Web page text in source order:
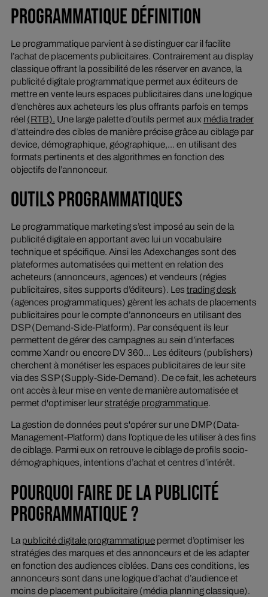
PROGRAMMATIQUE DÉFINITION
Le programmatique parvient à se distinguer car il facilite
l’achat de placements publicitaires. Contrairement au display
classique offrant la possibilité de les réserver en avance, la
publicité digitale programmatique permet aux éditeurs de
mettre en vente leurs espaces publicitaires dans une logique
d’enchères aux acheteurs les plus offrants parfois en temps
réel (RTB). Une large palette d’outils permet aux média trader
d’atteindre des cibles de manière précise grâce au ciblage par
device, démographique, géographique,... en utilisant des
formats pertinents et des algorithmes en fonction des
objectifs de l’annonceur.
OUTILS PROGRAMMATIQUES
Le programmatique marketing s’est imposé au sein de la
publicité digitale en apportant avec lui un vocabulaire
technique et spécifique. Ainsi les Adexchanges sont des
plateformes automatisées qui mettent en relation des
acheteurs (annonceurs, agences) et vendeurs (régies
publicitaires, sites supports d’éditeurs). Les trading desk
(agences programmatiques) gèrent les achats de placements
publicitaires pour le compte d’annonceurs en utilisant des
DSP (Demand-Side-Platform). Par conséquent ils leur
permettent de gérer des campagnes au sein d’interfaces
comme Xandr ou encore DV 360... Les éditeurs (publishers)
cherchent à monétiser les espaces publicitaires de leur site
via des SSP (Supply-Side-Demand). De ce fait, les acheteurs
ont accès à leur mise en vente de manière automatisée et
permet d'optimiser leurstratégie programmatique.
La gestion de données peut s'opérer sur une DMP (Data-
Management-Platform) dans l’optique de les utiliser à des fins
de ciblage. Parmi eux on retrouve le ciblage de profils socio-
démographiques, intentions d’achat et centres d’intérêt.
POURQUOI FAIRE DE LA PUBLICITÉ
PROGRAMMATIQUE ?
La publicité digitale programmatiquepermet d’optimiser les
stratégies des marques et des annonceurs et de les adapter
en fonction des audiences ciblées. Dans ces conditions, les
annonceurs sont dans une logique d’achat d’audience et
moins de placement publicitaire (média planning classique).